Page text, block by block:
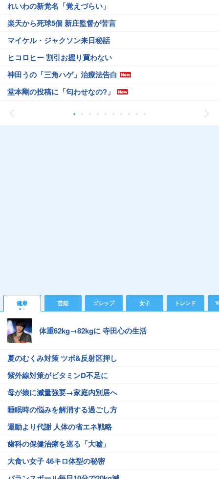
れいわの新党名「覚えづらい」
楽天から死球5個 新庄監督が苦言
マイケル・ジャクソン来日秘話
ヒコロヒー 割引お握り買わない
神田うの「三角ハゲ」治療法告白
堂本剛の投稿に「匂わせなの?」
健康 芸能 ゴシップ 女子 トレンド
体重62kg→82kgに 寺田心の生活
夏のむくみ対策 ツボ&反射区押し
紫外線対策がビタミンD不足に
母が娘に減量強要→家庭内別居へ
睡眠時の悩みを解消する過ごし方
運動より代謝 人体の省エネ戦略
歯科の保健治療を巡る「大嘘」
大食い女子 46キロ体型の秘密